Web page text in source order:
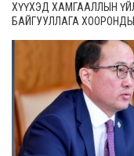
ХҮҮХЭД ХАМГААЛЛЫН
БАЙГУУЛЛАГА